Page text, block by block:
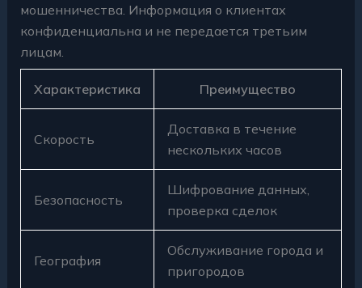
мошенничества. Информация о клиентах
конфиденциальна и не передается третьим
лицам.
Характеристика Преимущество
Скорость
Доставка в течение
нескольких часов
Безопасность
Шифрование данных,
проверка сделок
География
Обслуживание города и
пригородов